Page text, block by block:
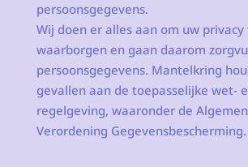
persoonsgegevens.
Wij doen er alles aan om uw privacy
waarborgen en gaan daarom
persoonsgegevens. Mantelkring
gevallen aan de toepasselijke wet-
regelgeving, waaronder de
Verordening Gegevensbescherming.